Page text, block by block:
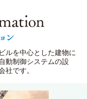
ルを中心とした建物に
動制御システムの設
社です。